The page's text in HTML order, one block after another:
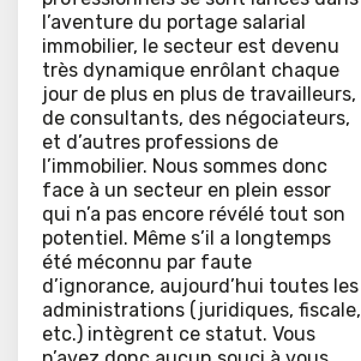
l’aventure du portage salarial
immobilier, le secteur est devenu
très dynamique enrôlant chaque
jour de plus en plus de travailleurs,
de consultants, des négociateurs,
et d’autres professions de
l’immobilier. Nous sommes donc
face à un secteur en plein essor
qui n’a pas encore révélé tout son
potentiel. Même s’il a longtemps
été méconnu par faute
d’ignorance, aujourd’hui toutes les
administrations (juridiques, fiscale,
etc.) intègrent ce statut. Vous